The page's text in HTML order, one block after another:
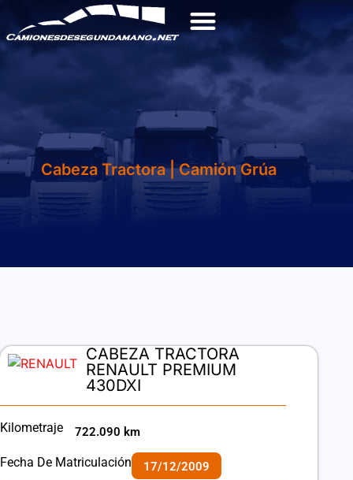
Cabeza Tractora|Camión Grúa
CABEZA TRACTORA
RENAULT PREMIUM
430DXI
Kilometraje 722.090 km
Fecha De Matriculación 17/12/2009